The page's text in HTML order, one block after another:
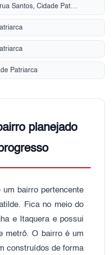
Avenida Professorua Edgarua Santos, Cidade Patriarca
Patriarca
planejado
bairro pertencente
Fica no meio do
e Itaquera e possui
metrô. O bairro é um
construídos de forma